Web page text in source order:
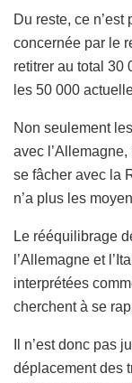
Du reste, ce
concernée par le
retitrer au total 30
les 50 000
Non seulement
avec
se fâcher avec la
n’a plus les
Le rééquilibrage
l’Allemagne et
interprétées
cherchent à se
Il n’est donc pas
déplacement des